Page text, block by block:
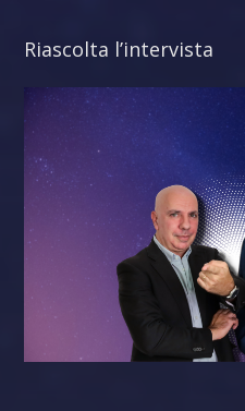
Riascolta l’intervista